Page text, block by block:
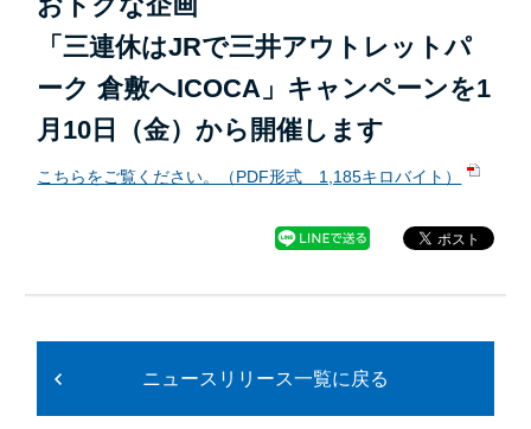
おトクな企画
「三連休はJRで三井アウトレットパ
ーク 倉敷へICOCA」キャンペーンを1
月10日（金）から開催します
こちらをご覧ください。（PDF形式 1,185キロバイト）
ニュースリリース一覧に戻る